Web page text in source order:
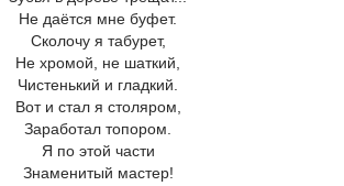
Не даётся мне буфет.
Сколочу я табурет,
Не хромой, не шаткий,
Чистенький и гладкий.
Вот и стал я столяром,
Заработал топором.
Я по этой части
Знаменитый мастер!